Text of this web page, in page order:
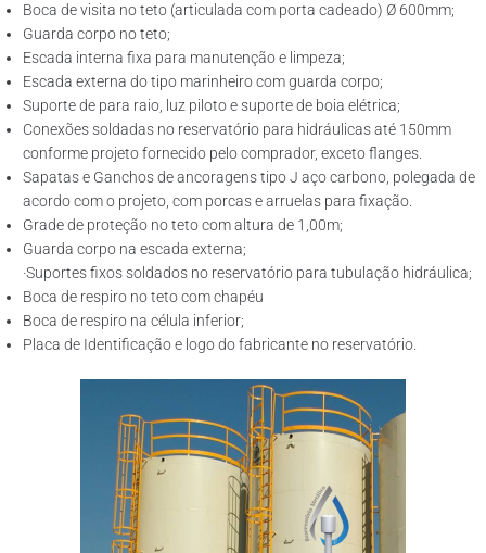
Boca de visita no teto (articulada com porta cadeado) Ø 600mm;
Guarda corpo no teto;
Escada interna fixa para manutenção e limpeza;
Escada externa do tipo marinheiro com guarda corpo;
Suporte de para raio, luz piloto e suporte de boia elétrica;
Conexões soldadas no reservatório para hidráulicas até 150mm
conforme projeto fornecido pelo comprador, exceto flanges.
Sapatas e Ganchos de ancoragens tipo J aço carbono, polegada de
acordo com o projeto, com porcas e arruelas para fixação.
Grade de proteção no teto com altura de 1,00m;
Guarda corpo na escada externa;
·Suportes fixos soldados no reservatório para tubulação hidráulica;
Boca de respiro no teto com chapéu
Boca de respiro na célula inferior;
Placa de Identificação e logo do fabricante no reservatório.